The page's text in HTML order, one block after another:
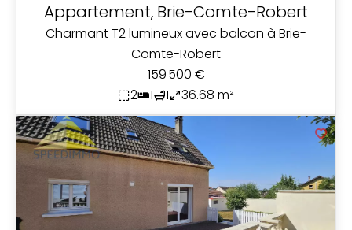
Appartement, Brie-Comte-Robert
Charmant T2 lumineux avec balcon à Brie-
Comte-Robert
159 500 €
2
1 1 36.68 m²